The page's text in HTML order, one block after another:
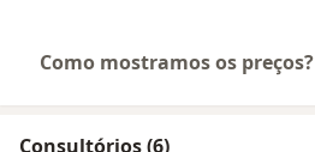
Como mostramos os preços?
Consultórios (6)